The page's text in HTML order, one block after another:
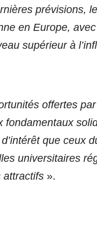
prévisions,
en Europe,
supérieur à
offertes
fondamentaux
que ceux
universitaires
attractifs ».